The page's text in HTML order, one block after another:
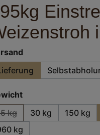
auswählen
kg
(Diese Option ist zurzeit
30 kg 150 kg
kg